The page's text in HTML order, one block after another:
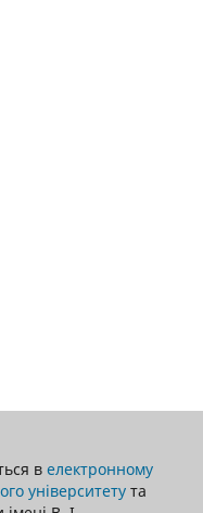
в електронному
університетута